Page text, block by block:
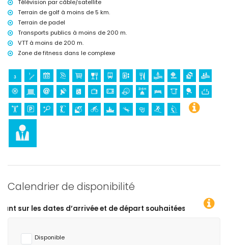
Le canapé-lit se trouve dans le salon et peut être utilisé par un maximum
d’une personne.
Télévision par câble/satellite
Terrain de golf à moins de 5 km.
Terrain de padel
Transports publics à moins de 200 m.
VTT à moins de 200 m.
Zone de fitness dans le complexe
Calendrier de disponibilité
et de départ souhaitées !
Disponible